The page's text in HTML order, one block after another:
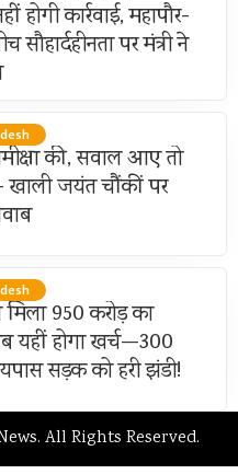
होगी कार्रवाई, महापौर-
पर मंत्री ने
की, सवाल आए तो
जयंत चौंकीं पर
मिला 950 करोड़ का
यहीं होगा खर्च—300
सड़क को हरी झंडी!
All Rights Reserved.